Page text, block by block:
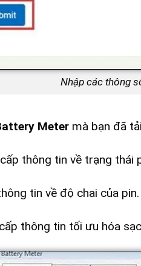
Nhập các thông
Meter mà bạn đã
thông tin về trạng thái
tin về độ chai của pin.
thông tin tối ưu hóa